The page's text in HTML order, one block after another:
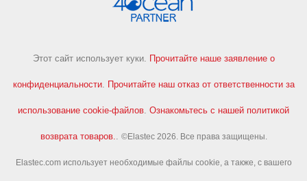
Этот сайт использует куки. Прочитайте наше заявление о
конфиденциальности. Прочитайте наш отказ от ответственности за
использование cookie-файлов. Ознакомьтесь с нашей политикой
возврата товаров.. ©Elastec 2026. Все права защищены.
Elastec.com использует необходимые файлы cookie, а также, с вашего